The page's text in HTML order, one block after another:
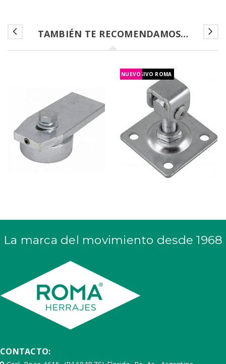
TAMBIÉN TE RECOMENDAMOS…
EXCLUSIVO ROMA
NUEVO
La marca del movimiento desde 1968
CONTACTO: